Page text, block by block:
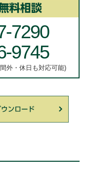
7290
9745
外・休日も対応可能)